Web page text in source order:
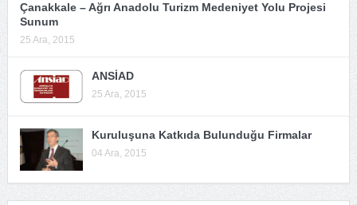
Çanakkale – Ağrı Anadolu Turizm Medeniyet Yolu Projesi
Sunum
25 Ara, 2015
ANSİAD
25 Ara, 2015
Kuruluşuna Katkıda Bulunduğu Firmalar
04 Ara, 2015